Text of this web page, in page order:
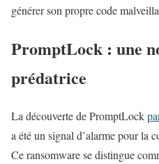
générer son propre code
PromptLock : une
prédatrice
La découverte de PromptLock
a été un signal d’alarme pour la
Ce ransomware se distingue